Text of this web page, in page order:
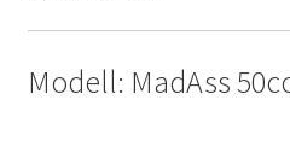
Modell: MadAss